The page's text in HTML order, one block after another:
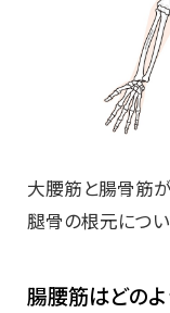
大腰筋と腸骨筋
腿骨の根元につい
腸腰筋はどの